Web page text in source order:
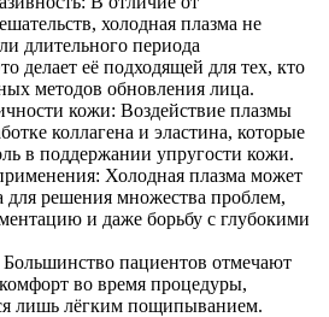
холодная плазма не
длительного периода
делает её подходящей для тех, кто
методов обновления лица.
кожи: Воздействие плазмы
коллагена и эластина, которые
в поддержании упругости кожи.
Холодная плазма может
для решения множества проблем,
и даже борьбу с глубокими
Большинство пациентов отмечают
во время процедуры,
лишь лёгким пощипыванием.